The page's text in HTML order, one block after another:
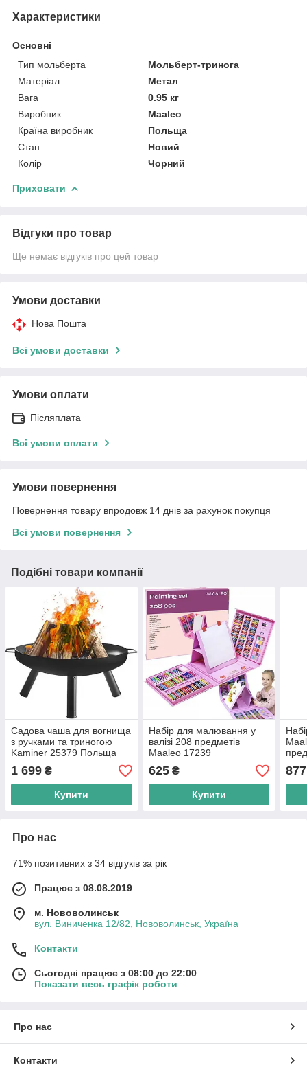
Характеристики
Основні
Тип мольберта
Мольберт-тринога
Матеріал
Метал
Вага
0.95 кг
Виробник
Maaleo
Країна виробник
Польща
Стан
Новий
Колір
Чорний
Приховати
Відгуки про товар
Ще немає відгуків про цей товар
Умови доставки
Нова Пошта
Всі умови доставки
Умови оплати
Післяплата
Всі умови оплати
Умови повернення
Повернення товару впродовж 14 днів за рахунок покупця
Всі умови повернення
Подібні товари компанії
Садова чаша для вогнища
з ручками та триногою
Kaminer 25379 Польща
1 699 ₴
Купити
Набір для малювання у
валізі 208 предметів
Maaleo 17239
625₴
Купити
877
Про нас
71% позитивних з 34 відгуків за рік
Працює з 08.08.2019
м. Нововолинськ
вул. Виниченка 12/82, Нововолинськ, Україна
Контакти
Сьогодні працює з 08:00 до 22:00
Показати весь графік роботи
Про нас
Контакти